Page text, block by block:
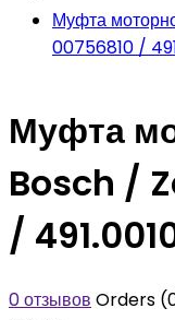
Муфта
00756810 /
Муфта
Bosch /
/
0 отзывов Orders